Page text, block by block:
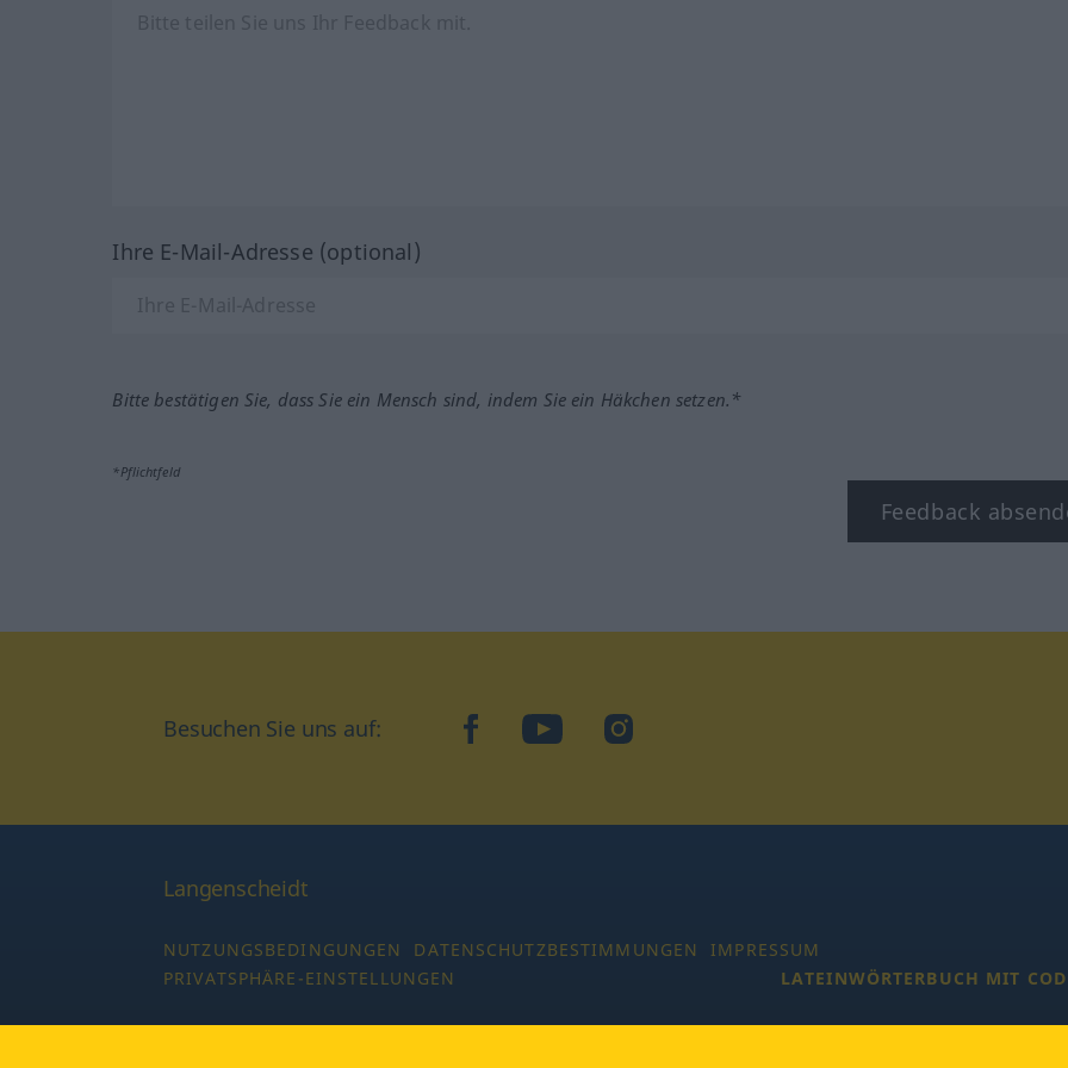
Ihre E-Mail-Adresse (optional)
Bitte bestätigen Sie, dass Sie ein Mensch sind, indem Sie ein Häkchen setzen.*
*Pflichtfeld
Feedback
Besuchen Sie uns auf: facebookYouTubeInstagram
Langenscheidt
NUTZUNGSBEDINGUNGEN DATENSCHUTZBESTIMMUNGEN
IMPRESSUM
PRIVATSPHÄRE-EINSTELLUNGEN
LATEINWÖRTERBUCH MIT